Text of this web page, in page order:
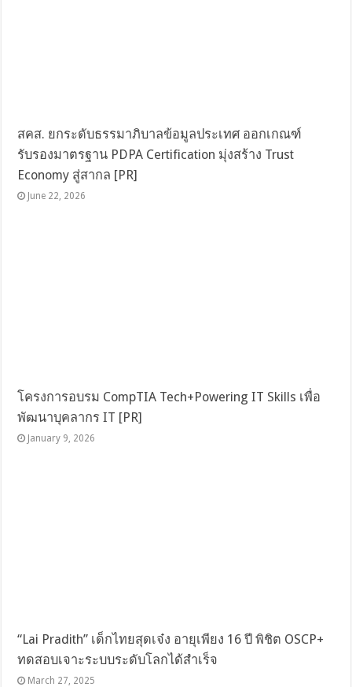
สคส. ยกระดับธรรมาภิบาลข้อมูลประเทศ ออกเกณฑ์
รับรองมาตรฐาน PDPA Certification มุ่งสร้าง Trust
Economy สู่สากล [PR]
June 22, 2026
โครงการอบรม CompTIA Tech+Powering IT Skills เพื่อ
พัฒนาบุคลากร IT [PR]
January 9, 2026
“Lai Pradith” เด็กไทยสุดเจ๋ง อายุเพียง 16 ปี พิชิต OSCP+
ทดสอบเจาะระบบระดับโลกได้สำเร็จ
March 27, 2025